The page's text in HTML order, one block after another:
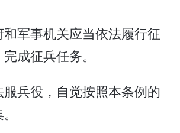
军事机关应当依法履行征
成征兵任务。
兵役，自觉按照本条例的